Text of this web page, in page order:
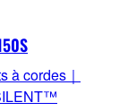
à cordes｜